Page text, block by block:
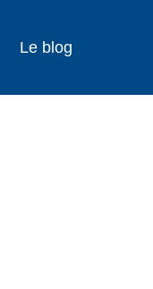
Le blog